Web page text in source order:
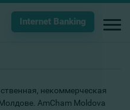
Internet Banking
некоммерческая
AmCham Moldova